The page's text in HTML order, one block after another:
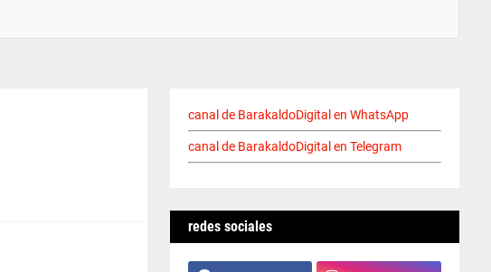
canal de BarakaldoDigital en WhatsApp
canal de BarakaldoDigital en Telegram
redes sociales